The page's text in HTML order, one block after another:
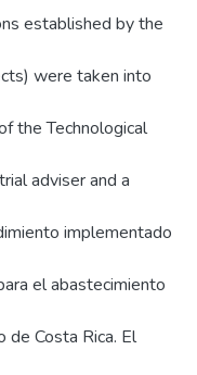
established by the
were taken into
the Technological
adviser and a
implementado
el abastecimiento
Costa Rica. El